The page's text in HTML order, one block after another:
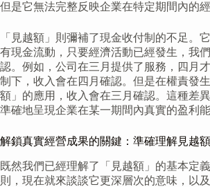
但是它無法完整反映企業在特定期間內的經
「見越額」則彌補了現金收付制的不足。
有現金流動，只要經濟活動已經發生，我
認。例如，公司在三月提供了服務，四月
制下，收入會在四月確認。但是在權責發
額」的應用，收入會在三月確認。這種差
準確地呈現企業在某一期間內真實的盈利能
解鎖真實經營成果的關鍵：準確理解見越
既然我們已經理解了「見越額」的基本定
則，現在就來談談它更深層次的意味，以